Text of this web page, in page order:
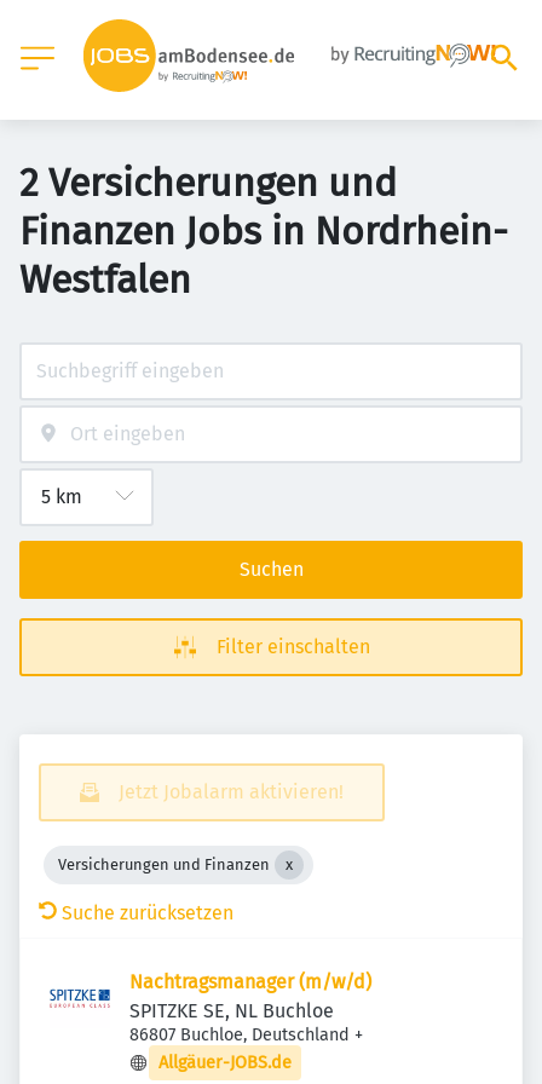
2 Versicherungen und
Finanzen Jobs in Nordrhein-
Westfalen
Suchen
Filter einschalten
Jetzt Jobalarm aktivieren!
Versicherungen und Finanzen
Suche zurücksetzen
Nachtragsmanager (m/​w/​d)
SPITZKE SE, NL Buchloe
86807 Buchloe, Deutschland +
Allgäuer-JOBS.de